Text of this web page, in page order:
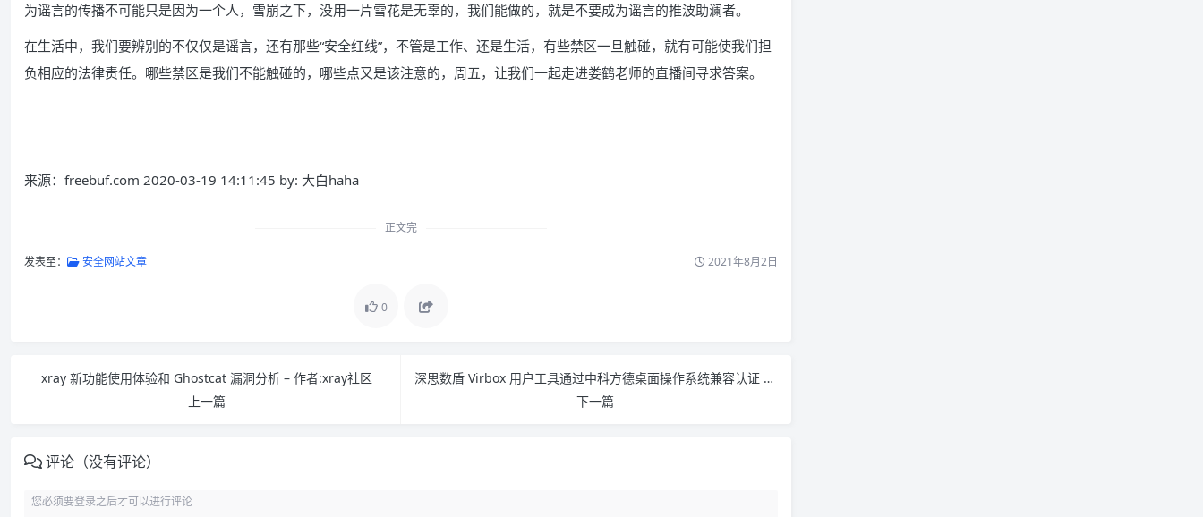
为谣言的传播不可能只是因为一个人，雪崩之下，没用一片雪花是无辜的，我们能做的，就是不要成为谣言的推波助澜者。
在生活中，我们要辨别的不仅仅是谣言，还有那些“安全红线”，不管是工作、还是生活，有些禁区一旦触碰，就有可能使我们担
负相应的法律责任。哪些禁区是我们不能触碰的，哪些点又是该注意的，周五，让我们一起走进娄鹤老师的直播间寻求答案。
来源：freebuf.com 2020-03-19 14:11:45 by: 大白haha
正文完
发表至： 安全网站文章 2021年8月2日
0
xray 新功能使用体验和 Ghostcat 漏洞分析 – 作者:xray社区
上一篇
深思数盾 Virbox 用户工具通过中科方德桌面操作系统兼容认证 – 作者:VirboxLM
下一篇
评论（没有评论）